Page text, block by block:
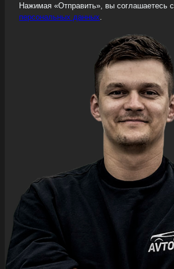
Нажимая «Отправить», вы соглашаетесь с
персональных данных